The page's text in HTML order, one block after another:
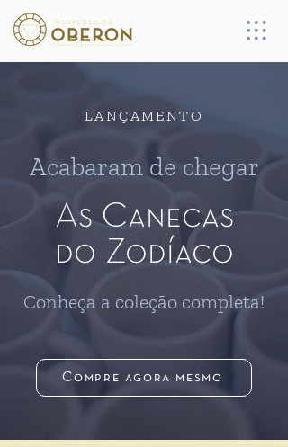
LANÇAMENTO
Acabaram de chegar
As Canecas
do Zodíaco
Conheça a coleção completa!
Compre agora mesmo